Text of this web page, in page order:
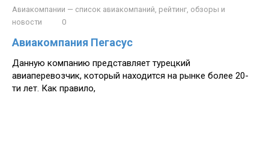
Авиакомпании — список авиакомпаний, рейтинг, обзоры и
новости
0
Авиакомпания Пегасус
Данную компанию представляет турецкий
авиаперевозчик, который находится на рынке более 20-
ти лет. Как правило,